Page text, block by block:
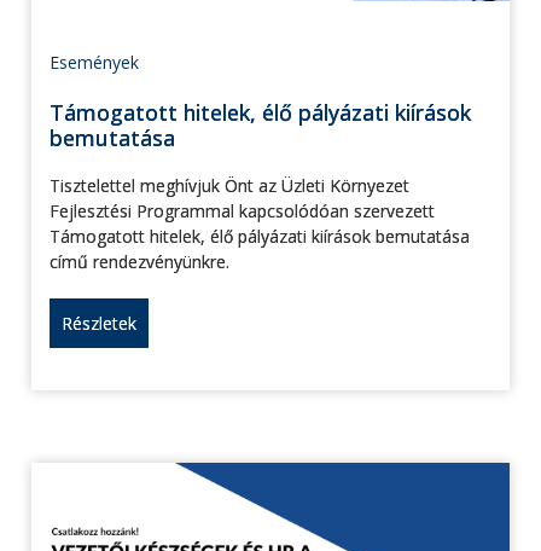
Események
Támogatott hitelek, élő pályázati kiírások
bemutatása
Tisztelettel meghívjuk Önt az Üzleti Környezet
Fejlesztési Programmal kapcsolódóan szervezett
Támogatott hitelek, élő pályázati kiírások bemutatása
című rendezvényünkre.
Részletek